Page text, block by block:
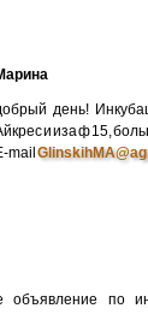
день!
и иза ф 15,
mail
объявление по